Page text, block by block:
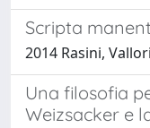
Scripta
2014 Rasini, Vallori
Una filosofia
Weizsacker e